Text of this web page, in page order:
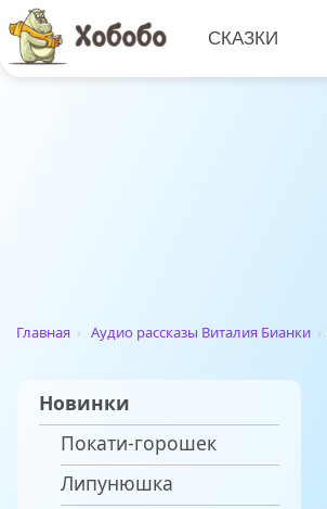
СКАЗКИ
Главная › Аудио рассказы Виталия Бианки ›
Новинки
Покати-горошек
Липунюшка